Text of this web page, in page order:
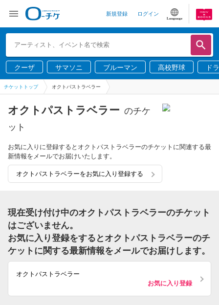
新規登録 ログイン
Language
クーザ サマソニ ブルーマン 高校野球 ド
チケットトップ オクトパストラベラー
オクトパストラベラー のチケ
ット
お気に入りに登録するとオクトパストラベラーのチケットに関連する最
新情報をメールでお届けいたします。
オクトパストラベラーをお気に入り登録する
現在受け付け中のオクトパストラベラーのチケット
はございません。
お気に入り登録をするとオクトパストラベラーのチ
ケットに関する最新情報をメールでお届けします。
オクトパストラベラー
お気に入り登録